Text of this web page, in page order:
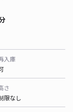
入庫
さ
限なし